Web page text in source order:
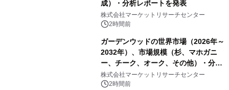
成）・分析レポートを発表
株式会社マーケットリサーチセンター
2時間前
ガーデンウッドの世界市場（2026年～
2032年）、市場規模（杉、マホガニ
ー、チーク、オーク、その他）・分析
レポートを発表
株式会社マーケットリサーチセンター
2時間前